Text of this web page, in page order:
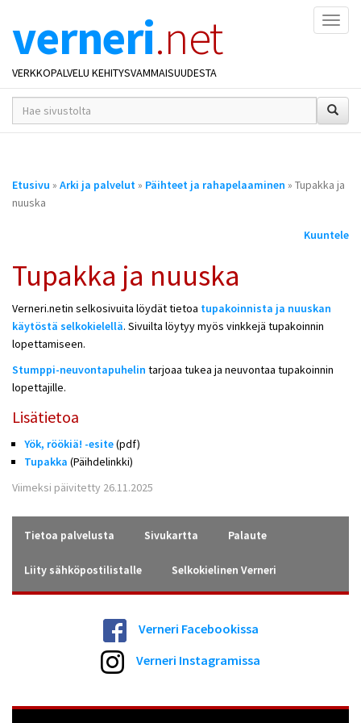
verneri.net
VERKKOPALVELU KEHITYSVAMMAISUUDESTA
hakusana(t)
*
Olet
täällä
Etusivu » Arki ja palvelut» Päihteet ja rahapelaaminen » Tupakka ja
nuuska
Kuuntele
Tupakka ja nuuska
Verneri.netin selkosivuita löydät tietoa tupakoinnista ja nuuskan
käytöstä selkokielellä. Sivuilta löytyy myös vinkkejä tupakoinnin
lopettamiseen.
Stumppi-neuvontapuhelin tarjoaa tukea ja neuvontaa tupakoinnin
lopettajille.
Lisätietoa
Yök, röökiä! -esite(pdf)
Tupakka (Päihdelinkki)
Viimeksi päivitetty 26.11.2025
Tietoa palvelusta Sivukartta Palaute
Liity sähköpostilistalle Selkokielinen Verneri
Verneri Facebookissa
Verneri Instagramissa